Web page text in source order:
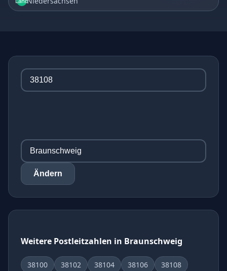
Ändern
Weitere Postleitzahlen in Braunschweig
38100 38102 38104 38106
38108